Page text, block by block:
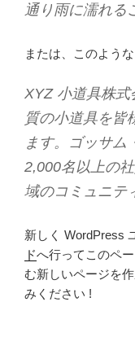
通り雨に濡れる
または、このような
XYZ 小道具株
質の小道具を皆
ます。ゴッサム
2,000名以上の
域のコミュニテ
新しく WordPress
ドへ行ってこのペ
む新しいページを
みください !